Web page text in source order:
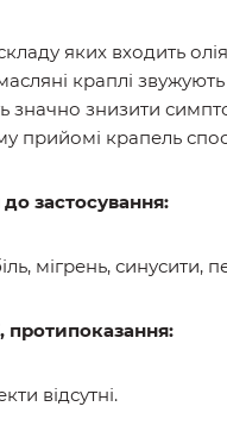
яких входить
краплі
значно знизити
прийомі крапель
застосування:
мігрень, синусити,
протипоказання:
відсутні.